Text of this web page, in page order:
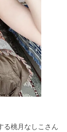
る桃月なしこさん